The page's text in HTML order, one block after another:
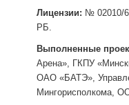
Лицензии: № 02010/
РБ.
Выполненные
Арена», ГКПУ
ОАО «БАТЭ»,
Мингорисполкома,